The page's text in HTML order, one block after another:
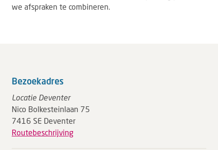
we afspraken te combineren.
Bezoekadres
Locatie Deventer
Nico Bolkesteinlaan 75
7416 SE Deventer
Routebeschrijving